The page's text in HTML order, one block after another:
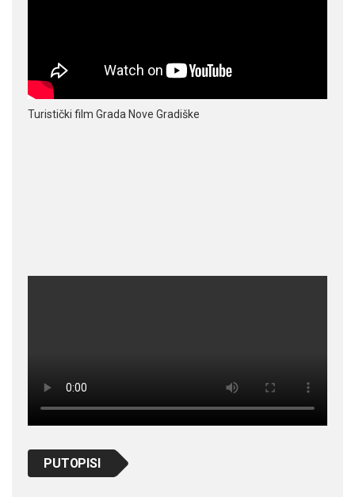
Turistički film Grada Nove Gradiške
PUTOPISI